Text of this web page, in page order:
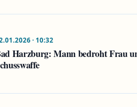
· 10:32
Harzburg: Mann bedroht Frau